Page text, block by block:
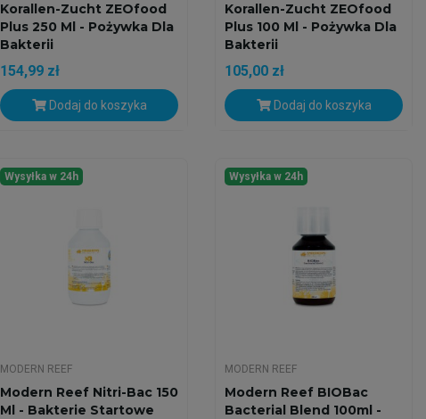
Korallen-Zucht ZEOfood
Plus 250 Ml - Pożywka Dla
Bakterii
154,99 zł
Dodaj do koszyka
Korallen-Zucht ZEOfood
Plus 100 Ml - Pożywka Dla
Bakterii
105,00 zł
Dodaj do koszyka
Wysyłka w 24h
MODERN REEF
Modern Reef Nitri-Bac 150
Ml - Bakterie Startowe
Wysyłka w 24h
MODERN REEF
Modern Reef BIOBac
Bacterial Blend 100ml -